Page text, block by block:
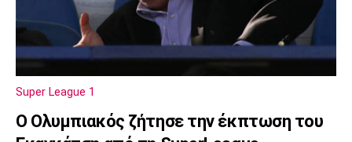
Super League 1
Ο Ολυμπιακός ζήτησε την έκπτωση του